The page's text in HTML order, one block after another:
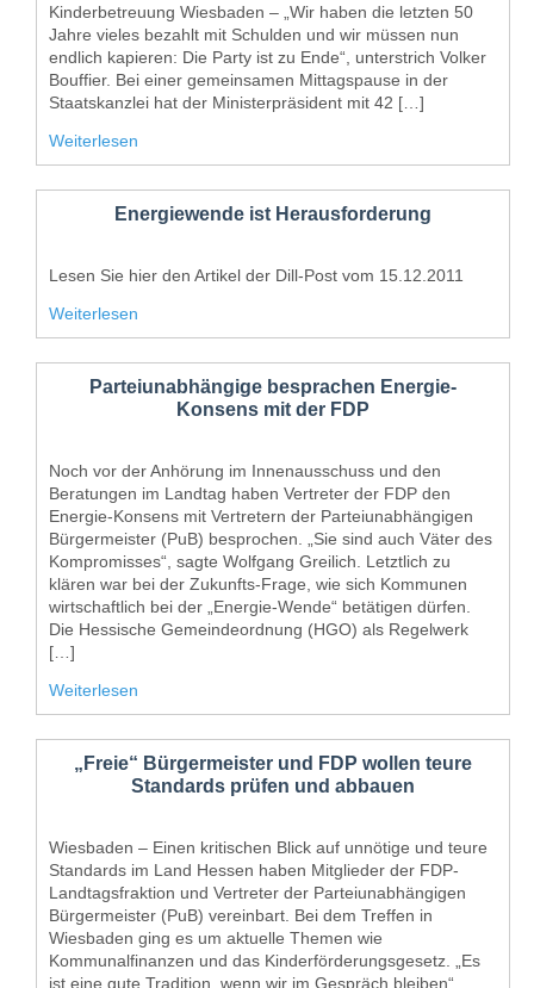
Kinderbetreuung Wiesbaden – „Wir haben die letzten 50
Jahre vieles bezahlt mit Schulden und wir müssen nun
endlich kapieren: Die Party ist zu Ende“, unterstrich Volker
Bouffier. Bei einer gemeinsamen Mittagspause in der
Staatskanzlei hat der Ministerpräsident mit 42 […]
Weiterlesen
Energiewende ist Herausforderung
Lesen Sie hier den Artikel der Dill-Post vom 15.12.2011
Weiterlesen
Parteiunabhängige besprachen Energie-
Konsens mit der FDP
Noch vor der Anhörung im Innenausschuss und den
Beratungen im Landtag haben Vertreter der FDP den
Energie-Konsens mit Vertretern der Parteiunabhängigen
Bürgermeister (PuB) besprochen. „Sie sind auch Väter des
Kompromisses“, sagte Wolfgang Greilich. Letztlich zu
klären war bei der Zukunfts-Frage, wie sich Kommunen
wirtschaftlich bei der „Energie-Wende“ betätigen dürfen.
Die Hessische Gemeindeordnung (HGO) als Regelwerk
[…]
Weiterlesen
„Freie“ Bürgermeister und FDP wollen teure
Standards prüfen und abbauen
Wiesbaden – Einen kritischen Blick auf unnötige und teure
Standards im Land Hessen haben Mitglieder der FDP-
Landtagsfraktion und Vertreter der Parteiunabhängigen
Bürgermeister (PuB) vereinbart. Bei dem Treffen in
Wiesbaden ging es um aktuelle Themen wie
Kommunalfinanzen und das Kinderförderungsgesetz. „Es
ist eine gute Tradition, wenn wir im Gespräch bleiben“,